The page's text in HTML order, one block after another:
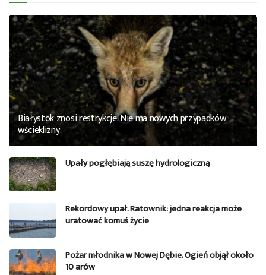
Białystok znosi restrykcje. Nie ma nowych przypadków
wścieklizny
Upały pogłębiają suszę hydrologiczną
Rekordowy upał. Ratownik: jedna reakcja może
uratować komuś życie
Pożar młodnika w Nowej Dębie. Ogień objął około
10 arów